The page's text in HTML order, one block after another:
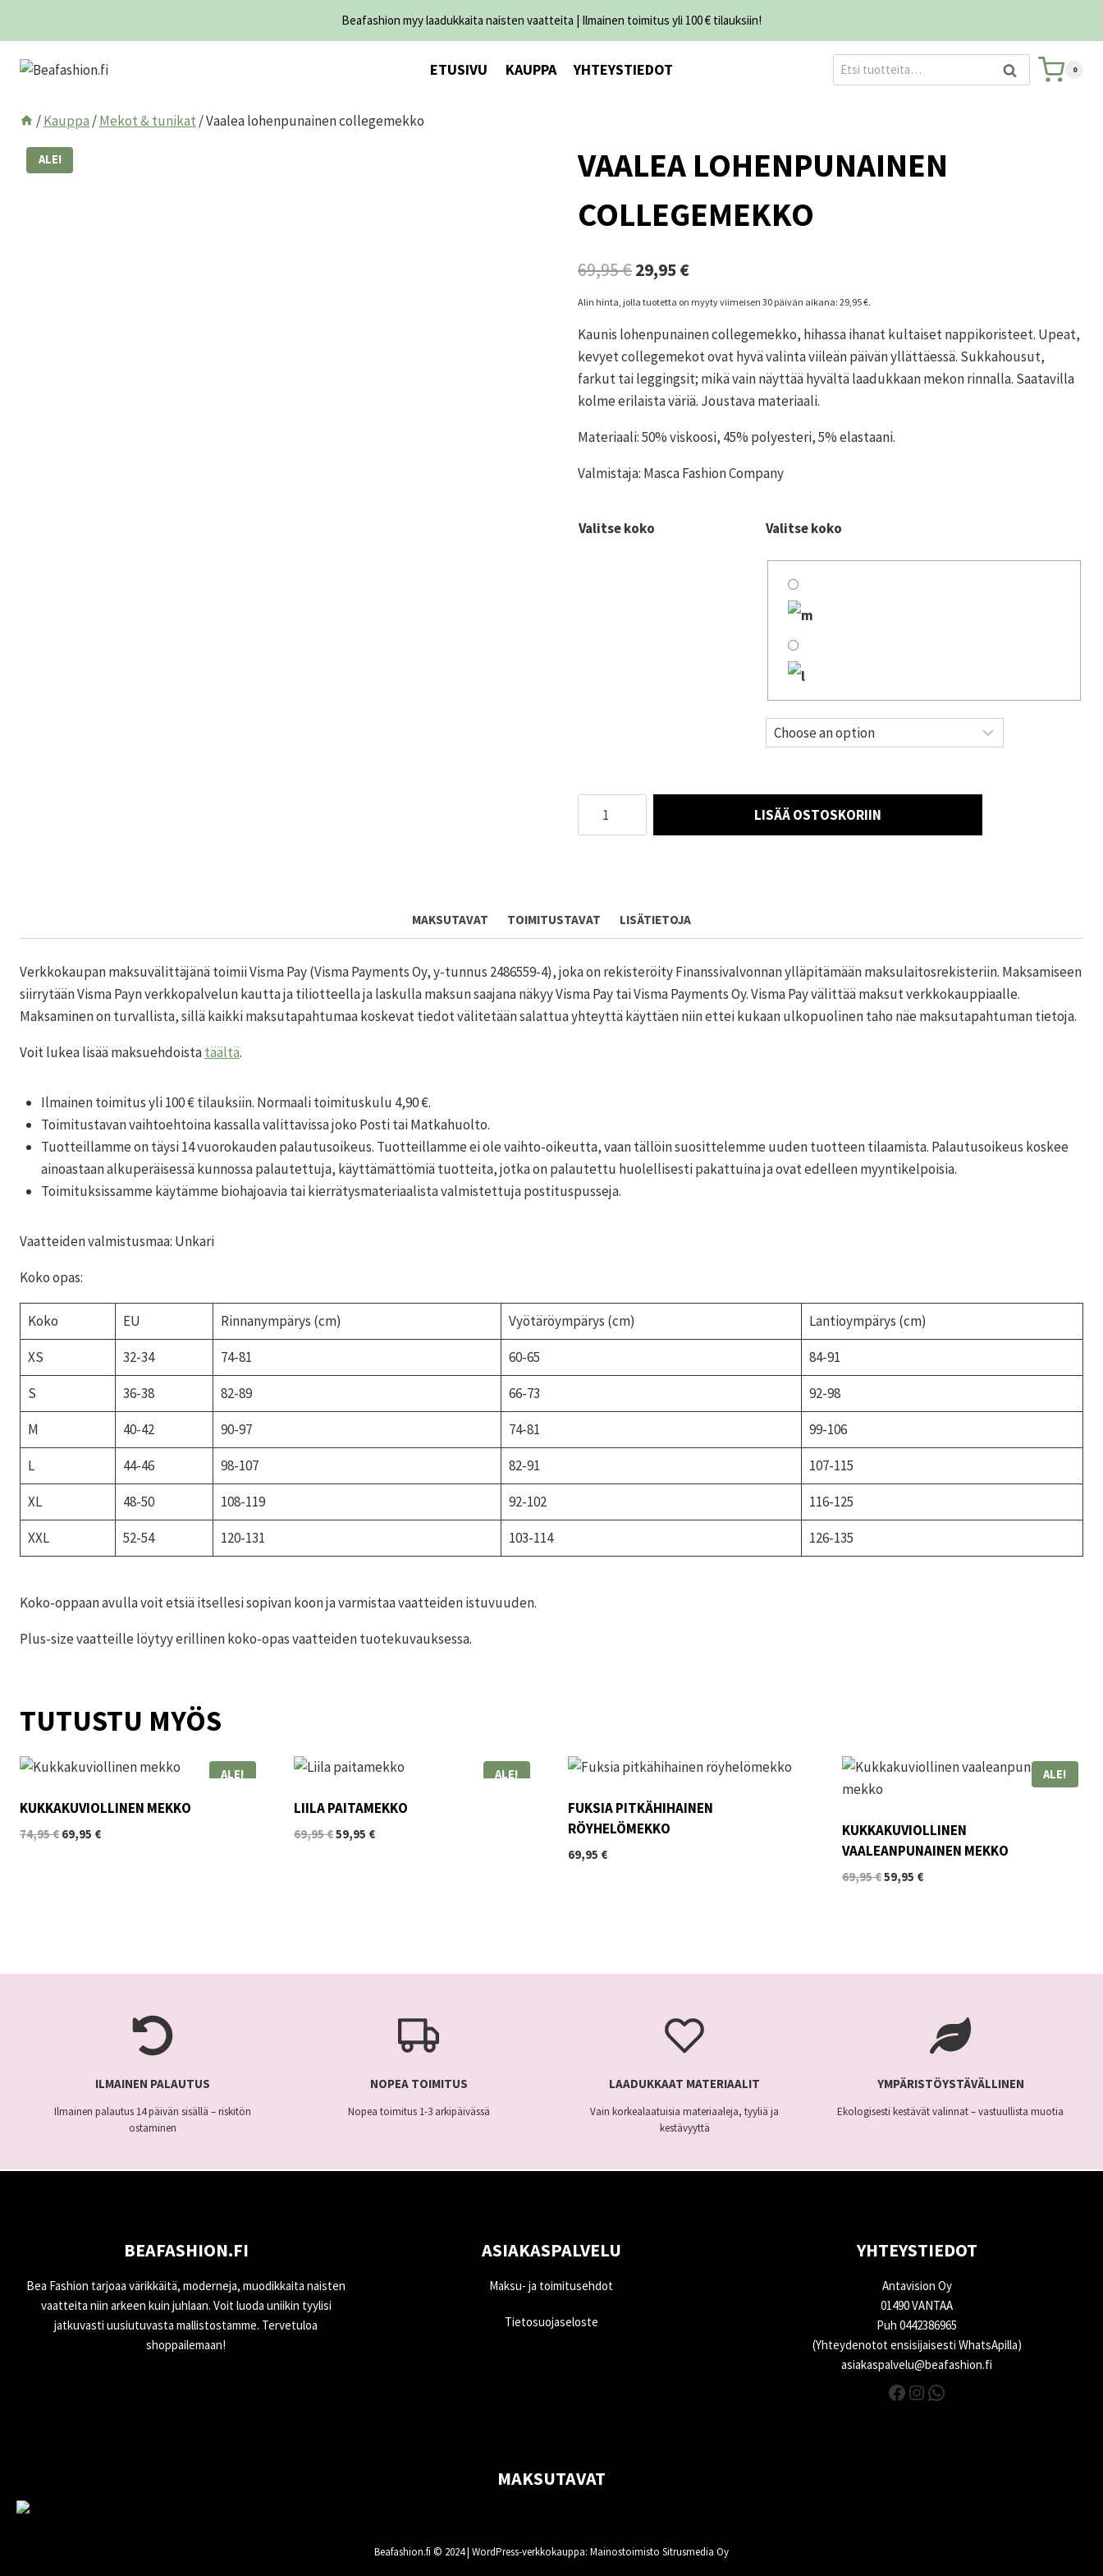
Beafashion myy laadukkaita naisten vaatteita | Ilmainen toimitus yli 100 € tilauksiin!
ETUSIVU KAUPPA YHTEYSTIEDOT Etsi: HAKU 0
/Kauppa /Mekot & tunikat /Vaalea lohenpunainen collegemekko
ALE!
VAALEA LOHENPUNAINEN
COLLEGEMEKKO
69,95€Alkuperäinen
hinta
69,95 €.
29,95€Nykyinen
hinta
29,95 €.
Alin hinta, jolla tuotetta on myyty viimeisen 30 päivän aikana: 29,95€.
Kaunis lohenpunainen collegemekko, hihassa ihanat kultaiset nappikoristeet. Upeat,
kevyet collegemekot ovat hyvä valinta viileän päivän yllättäessä. Sukkahousut,
farkut tai leggingsit; mikä vain näyttää hyvältä laadukkaan mekon rinnalla. Saatavilla
kolme erilaista väriä. Joustava materiaali.
Materiaali: 50% viskoosi, 45% polyesteri, 5% elastaani.
Valmistaja: Masca Fashion Company
Valitse koko Valitse koko
lohenpunainen
LISÄÄ OSTOSKORIIN
MAKSUTAVAT TOIMITUSTAVAT LISÄTIETOJA
Verkkokaupan maksuvälittäjänä toimii Visma Pay (Visma Payments Oy, y-tunnus 2486559-4), joka on rekisteröity Finanssivalvonnan ylläpitämään maksulaitosrekisteriin. Maksamiseen
siirrytään Visma Payn verkkopalvelun kautta ja tiliotteella ja laskulla maksun saajana näkyy Visma Pay tai Visma Payments Oy. Visma Pay välittää maksut verkkokauppiaalle.
Maksaminen on turvallista, sillä kaikki maksutapahtumaa koskevat tiedot välitetään salattua yhteyttä käyttäen niin ettei kukaan ulkopuolinen taho näe maksutapahtuman tietoja.
Voit lukea lisää maksuehdoistatäältä.
Ilmainen toimitus yli 100 € tilauksiin. Normaali toimituskulu 4,90 €.
Toimitustavan vaihtoehtoina kassalla valittavissa joko Posti tai Matkahuolto.
Tuotteillamme on täysi 14 vuorokauden palautusoikeus. Tuotteillamme ei ole vaihto-oikeutta, vaan tällöin suosittelemme uuden tuotteen tilaamista. Palautusoikeus koskee
ainoastaan alkuperäisessä kunnossa palautettuja, käyttämättömiä tuotteita, jotka on palautettu huolellisesti pakattuina ja ovat edelleen myyntikelpoisia.
Toimituksissamme käytämme biohajoavia tai kierrätysmateriaalista valmistettuja postituspusseja.
Vaatteiden valmistusmaa: Unkari
Koko opas:
Koko EU Rinnanympärys (cm) Vyötäröympärys (cm)
Lantioympärys (cm)
XS
32-34 74-81 60-65
84-91
S
36-38 82-89 66-73
92-98
M
40-42 90-97 74-81
99-106
L
44-46 98-107 82-91
107-115
XL
48-50 108-119 92-102
116-125
XXL
52-54 120-131 103-114 126-135
Koko-oppaan avulla voit etsiä itsellesi sopivan koon ja varmistaa vaatteiden istuvuuden.
Plus-size vaatteille löytyy erillinen koko-opas vaatteiden tuotekuvauksessa.
TUTUSTU MYÖS
ALE!
KUKKAKUVIOLLINEN MEKKO
74,95€ Alkuperäinen
69,95 €Nykyinen
sivulla.
ALE!
LIILA PAITAMEKKO
69,95€Alkuperäinen
59,95 €Nykyinen
FUKSIA PITKÄHIHAINEN
RÖYHELÖMEKKO
69,95 €
sivulla.
ALE!
KUKKAKUVIOLLINEN
VAALEANPUNAINEN MEKKO
69,95€Alkuperäinen
59,95 €Nykyinen
sivulla.
ILMAINEN PALAUTUS
Ilmainen palautus 14 päivän sisällä – riskitön
ostaminen
NOPEA TOIMITUS
Nopea toimitus 1-3 arkipäivässä
LAADUKKAAT MATERIAALIT
Vain korkealaatuisia materiaaleja, tyyliä ja
kestävyyttä
YMPÄRISTÖYSTÄVÄLLINEN
Ekologisesti kestävät valinnat – vastuullista muotia
BEAFASHION.FI
Bea Fashion tarjoaa värikkäitä, moderneja, muodikkaita naisten
vaatteita niin arkeen kuin juhlaan. Voit luoda uniikin tyylisi
jatkuvasti uusiutuvasta mallistostamme. Tervetuloa
shoppailemaan!
ASIAKASPALVELU
Maksu- ja toimitusehdot
Tietosuojaseloste
YHTEYSTIEDOT
Antavision Oy
01490 VANTAA
Puh 0442386965
(Yhteydenotot ensisijaisesti WhatsApilla)
asiakaspalvelu@beafashion.fi
Facebook
Instagram
WhatsApp
MAKSUTAVAT
Beafashion.fi © 2024 | WordPress-verkkokauppa: Mainostoimisto Sitrusmedia Oy